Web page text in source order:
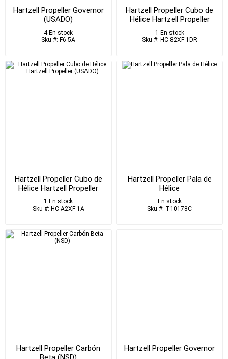
Hartzell Propeller Governor
(USADO)
4 En stock
Sku #: F6-5A
Hartzell Propeller Cubo de
Hélice Hartzell Propeller
(USADO)
1 En stock
Sku #: HC-82XF-1DR
Hartzell Propeller Cubo de
Hélice Hartzell Propeller
(USADO)
1 En stock
Sku #: HC-A2XF-1A
Hartzell Propeller Pala de
Hélice
En stock
Sku #: T10178C
Hartzell Propeller Carbón
Hartzell Propeller Governor